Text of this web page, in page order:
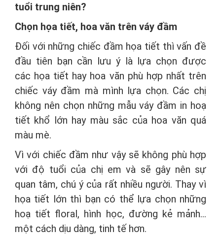
tuổi trung niên?
Chọn họa tiết, hoa văn trên váy đầm
Đối với những chiếc đầm họa tiết thì vấn đề
đầu tiên bạn cần lưu ý là lựa chọn được
các họa tiết hay hoa văn phù hợp nhất trên
chiếc váy đầm mà mình lựa chọn. Các chị
không nên chọn những mẫu váy đầm in hoạ
tiết khổ lớn hay màu sắc của hoa văn quá
màu mè.
Vì với chiếc đầm như vậy sẽ không phù hợp
với độ tuổi của chị em và sẽ gây nên sự
quan tâm, chú ý của rất nhiều người. Thay vì
họa tiết lớn thì bạn có thể lựa chọn những
hoạ tiết floral, hình học, đường kẻ mảnh…
một cách dịu dàng, tinh tế hơn.